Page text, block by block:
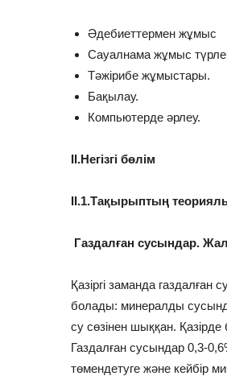
Әдебиеттермен жұмыс
Сауалнама жұмыс
Тәжірибе жұмыстары.
Бақылау.
Компьютерде әрлеу.
IІ.Негізгі бөлім
IІ.1.Тақырыптың
Газдалған сусындар.
Қазіргі заманда газдалған
болады: минералды
су сөзінен шыққан.
Газдалған сусындар 0,3-
төмендетуге және кейбір